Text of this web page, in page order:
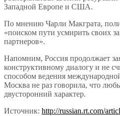
Западной Европе и США.
По мнению Чарли Макграта,
«поиском пути усмирить своих
партнеров».
Напомним, Россия продолжает
конструктивному диалогу и не
способом ведения
Москва не раз говорила, что
двусторонний характер.
Источник: http://russian.rt.com/